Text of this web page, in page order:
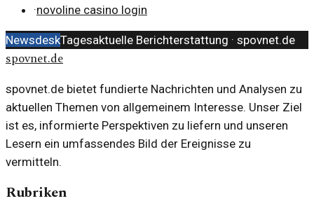
·novoline casino login
NewsdeskTagesaktuelle Berichterstattung · spovnet.de
spovnet.de
spovnet.de bietet fundierte Nachrichten und Analysen zu
aktuellen Themen von allgemeinem Interesse. Unser Ziel
ist es, informierte Perspektiven zu liefern und unseren
Lesern ein umfassendes Bild der Ereignisse zu
vermitteln.
Rubriken